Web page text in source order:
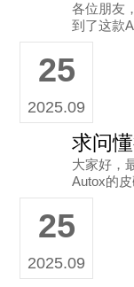
各位朋友
到了这款
x21，是
名称是DIA
25
2025.09
大家好，
Autox的
包装上标
25
2025.09